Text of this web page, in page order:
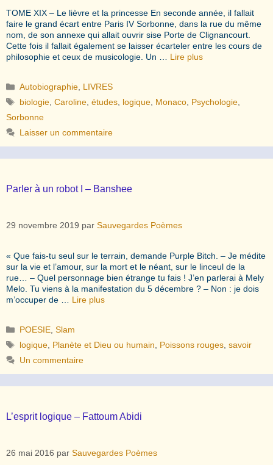
TOME XIX – Le lièvre et la princesse En seconde année, il fallait
faire le grand écart entre Paris IV Sorbonne, dans la rue du même
nom, de son annexe qui allait ouvrir sise Porte de Clignancourt.
Cette fois il fallait également se laisser écarteler entre les cours de
philosophie et ceux de musicologie. Un … Lire plus
Catégories
Autobiographie LIVRES
Étiquettes
biologie ,Caroline ,études logique Monaco Psychologie
Sorbonne
Laisser un commentaire
Parler à un robot I – Banshee
29 novembre 2019 par Sauvegardes Poèmes
« Que fais-tu seul sur le terrain, demande Purple Bitch. – Je médite
sur la vie et l’amour, sur la mort et le néant, sur le linceul de la
rue… – Quel personnage bien étrange tu fais ! J’en parlerai à Mely
Melo. Tu viens à la manifestation du 5 décembre ? – Non : je dois
m’occuper de … Lire plus
Catégories
POESIE ,Slam
Étiquettes
logique Planète et Dieu ou humain Poissons rouges ,savoir
Un commentaire
L’esprit logique – Fattoum Abidi
26 mai 2016 par Sauvegardes Poèmes